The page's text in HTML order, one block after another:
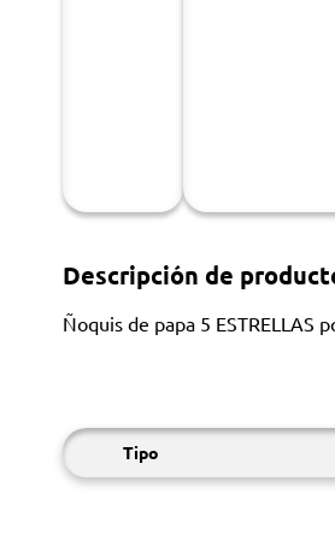
Descripción de
Ñoquis de papa 5 ESTRELLAS
Tipo